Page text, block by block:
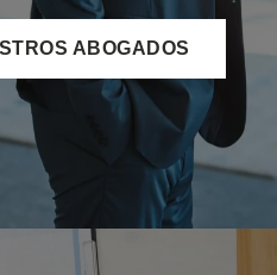
ABOGADOS